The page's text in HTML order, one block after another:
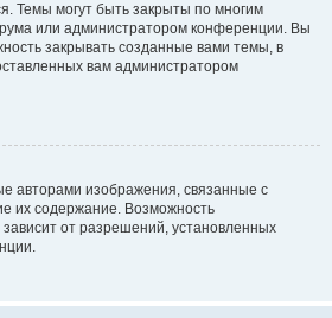
Темы могут быть закрыты по многим
или администратором конференции. Вы
закрывать созданные вами темы, в
вам администратором
авторами изображения, связанные с
их содержание. Возможность
от разрешений, установленных